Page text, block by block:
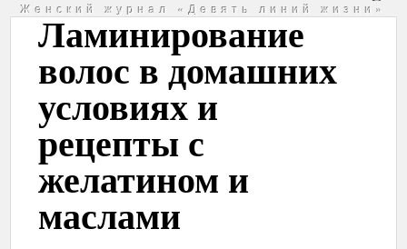
Женский журнал «Девять линий жизни»
Ламинирование
волос в домашних
условиях и
рецепты с
желатином и
маслами